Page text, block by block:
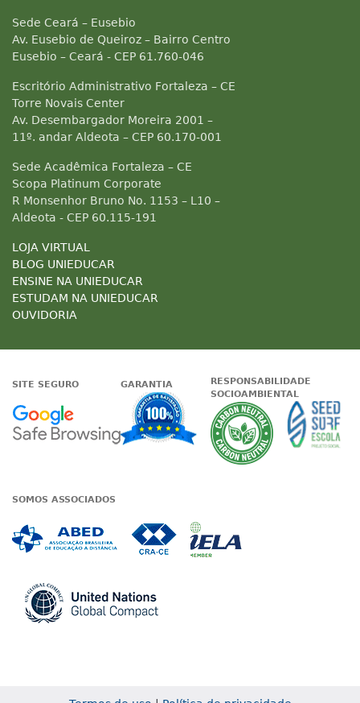
Sede Ceará – Eusebio
Av. Eusebio de Queiroz – Bairro Centro
Eusebio – Ceará - CEP 61.760-046
Escritório Administrativo Fortaleza – CE
Torre Novais Center
Av. Desembargador Moreira 2001 –
11º. andar Aldeota – CEP 60.170-001
Sede Acadêmica Fortaleza – CE
Scopa Platinum Corporate
R Monsenhor Bruno No. 1153 – L10 –
Aldeota - CEP 60.115-191
LOJA VIRTUAL
BLOG UNIEDUCAR
ENSINE NA UNIEDUCAR
ESTUDAM NA UNIEDUCAR
OUVIDORIA
SITE SEGURO
Google - Status do site no
GARANTIA
Garantia de
RESPONSABILIDADE
SOCIOAMBIENTAL
A
SOMOS ASSOCIADOS